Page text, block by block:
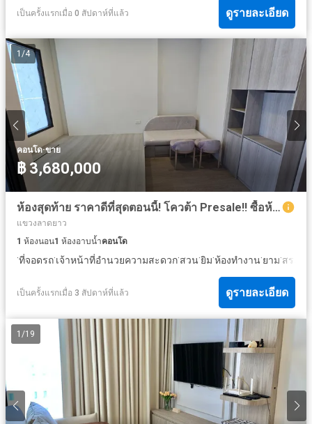
เป็นครั้งแรกเมื่อ 0 สัปดาห์ที่แล้ว ดูรายละเอียด
1 /4
คอนโด·ขาย
฿ 3,680,000
ห้องสุดท้าย ราคาดีที่สุดตอนนี้! โควต้า Presale!! ซื้อห้องแถมผู้เช่าทันที!! ขายคอนโด โค้บ เกษตร-ศรีปทุม (COBE Kaset-Sripatum) ติด BTS บางบัว
แขวงลาดยาว
1 ห้องนอน1 ห้องอาบน้ำคอนโด
·ที่จอดรถ·เจ้าหน้าที่อำนวยความสะดวก·สวน·ยิม·ห้องทำงาน·ยาม·สระว่
เป็นครั้งแรกเมื่อ 3 สัปดาห์ที่แล้ว ดูรายละเอียด
1 /19